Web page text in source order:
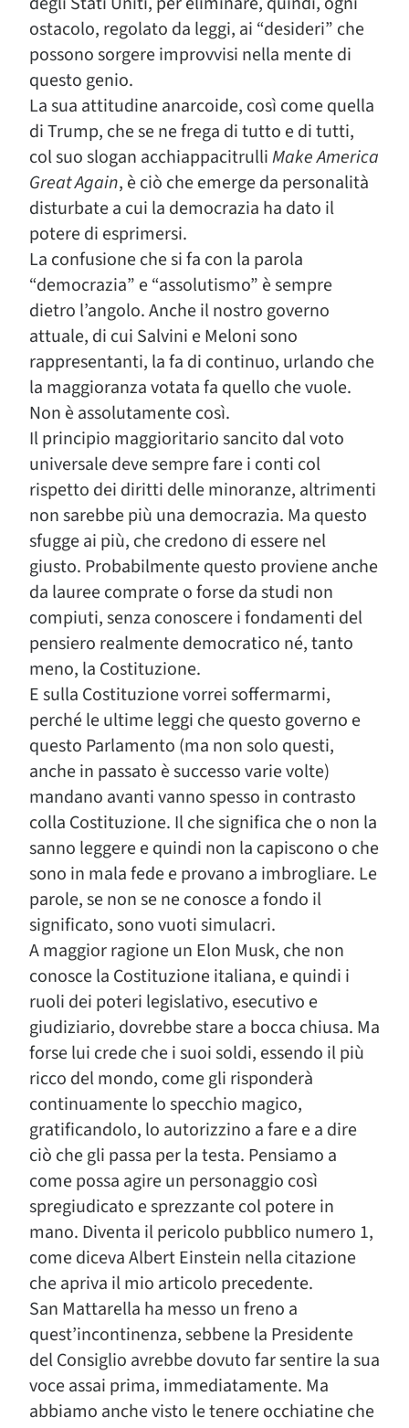
ostacolo, regolato da leggi, ai “desideri” che
possono sorgere improvvisi nella mente di
questo genio.
La sua attitudine anarcoide, così come quella
di Trump, che se ne frega di tutto e di tutti,
col suo slogan acchiappacitrulliMake America
Great Again, è ciò che emerge da personalità
disturbate a cui la democrazia ha dato il
potere di esprimersi.
La confusione che si fa con la parola
“democrazia” e “assolutismo” è sempre
dietro l’angolo. Anche il nostro governo
attuale, di cui Salvini e Meloni sono
rappresentanti, la fa di continuo, urlando che
la maggioranza votata fa quello che vuole.
Non è assolutamente così.
Il principio maggioritario sancito dal voto
universale deve sempre fare i conti col
rispetto dei diritti delle minoranze, altrimenti
non sarebbe più una democrazia. Ma questo
sfugge ai più, che credono di essere nel
giusto. Probabilmente questo proviene anche
da lauree comprate o forse da studi non
compiuti, senza conoscere i fondamenti del
pensiero realmente democratico né, tanto
meno, la Costituzione.
E sulla Costituzione vorrei soffermarmi,
perché le ultime leggi che questo governo e
questo Parlamento (ma non solo questi,
anche in passato è successo varie volte)
mandano avanti vanno spesso in contrasto
colla Costituzione. Il che significa che o non la
sanno leggere e quindi non la capiscono o che
sono in mala fede e provano a imbrogliare. Le
parole, se non se ne conosce a fondo il
significato, sono vuoti simulacri.
A maggior ragione un Elon Musk, che non
conosce la Costituzione italiana, e quindi i
ruoli dei poteri legislativo, esecutivo e
giudiziario, dovrebbe stare a bocca chiusa. Ma
forse lui crede che i suoi soldi, essendo il più
ricco del mondo, come gli risponderà
continuamente lo specchio magico,
gratificandolo, lo autorizzino a fare e a dire
ciò che gli passa per la testa. Pensiamo a
come possa agire un personaggio così
spregiudicato e sprezzante col potere in
mano. Diventa il pericolo pubblico numero 1,
come diceva Albert Einstein nella citazione
che apriva il mio articolo precedente.
San Mattarella ha messo un freno a
quest’incontinenza, sebbene la Presidente
del Consiglio avrebbe dovuto far sentire la sua
voce assai prima, immediatamente. Ma
abbiamo anche visto le tenere occhiatine che